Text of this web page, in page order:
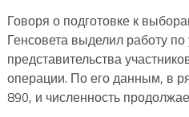
Говоря о подготовке к
Генсовета выделил работу
представительства
операции. По его данным, в
890, и численность